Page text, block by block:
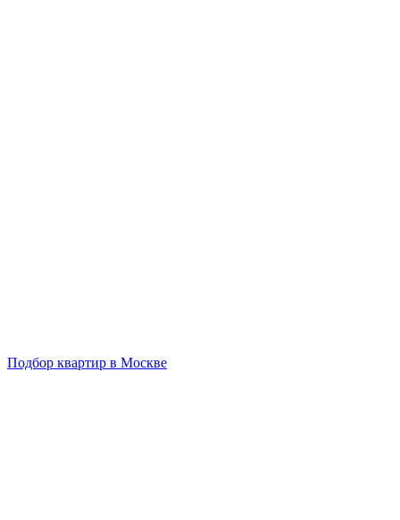
Подбор квартир в Москве